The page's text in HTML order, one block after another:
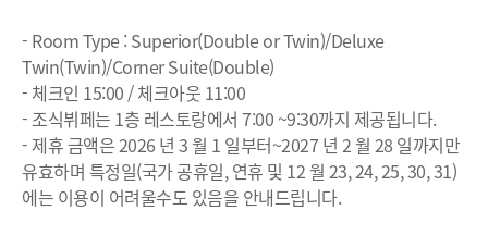
- Room Type : Superior(Double or Twin)/Deluxe
Twin(Twin)/Corner Suite(Double)
- 체크인 15:00 / 체크아웃 11:00
- 조식뷔페는 1층 레스토랑에서 7:00 ~9:30까지 제공됩니다.
- 제휴 금액은 2026 년 3 월 1 일부터~2027 년 2 월 28 일까지만
유효하며 특정일(국가 공휴일, 연휴 및 12 월 23, 24, 25, 30, 31)
에는 이용이 어려울수도 있음을 안내드립니다.